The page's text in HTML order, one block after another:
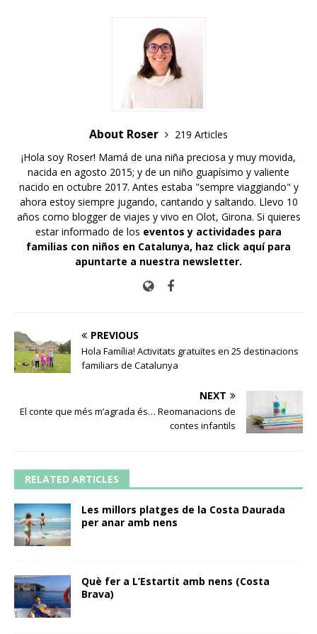
About Roser
219 Articles
¡Hola soy Roser! Mamá de una niña preciosa y muy movida,
nacida en agosto 2015; y de un niño guapísimo y valiente
nacido en octubre 2017. Antes estaba "sempre viaggiando" y
ahora estoy siempre jugando, cantando y saltando. Llevo 10
años como blogger de viajes y vivo en Olot, Girona. Si quieres
estar informado de los eventos y actividades para
familias con niños en Catalunya, haz click aquí para
apuntarte a nuestra newsletter.
PREVIOUS
Hola Família! Activitats gratuïtes en 25 destinacions
familiars de Catalunya
NEXT
El conte que més m’agrada és… Reomanacions de
contes infantils
RELATED ARTICLES
Les millors platges de la Costa Daurada
per anar amb nens
Què fer a L’Estartit amb nens (Costa
Brava)